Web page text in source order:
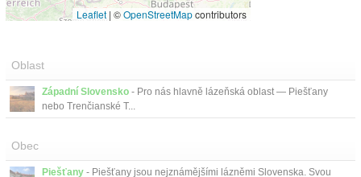
Leaflet | ©OpenStreetMapcontributors
Oblast
Západní Slovensko - Pro nás hlavně lázeňská oblast — Piešťany
nebo Trenčianské T...
Obec
Piešťany - Piešťany jsou nejznámějšími lázněmi Slovenska. Svou